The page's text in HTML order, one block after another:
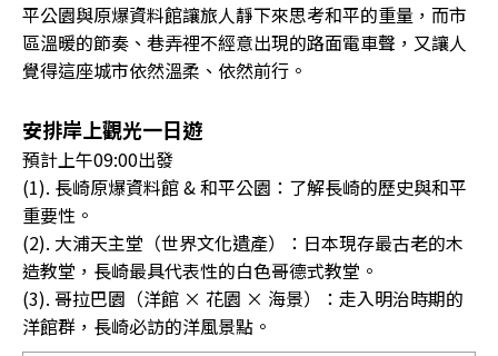
平公園與原爆資料館讓旅人靜下來思考和平的重量，而市
區溫暖的節奏、巷弄裡不經意出現的路面電車聲，又讓人
覺得這座城市依然溫柔、依然前行。
安排岸上觀光一日遊
預計上午09:00出發
(1). 長崎原爆資料館 & 和平公園：了解長崎的歷史與和平
重要性。
(2). 大浦天主堂（世界文化遺產）：日本現存最古老的木
造教堂，長崎最具代表性的白色哥德式教堂。
(3). 哥拉巴園（洋館 × 花園 × 海景）：走入明治時期的
洋館群，長崎必訪的洋風景點。